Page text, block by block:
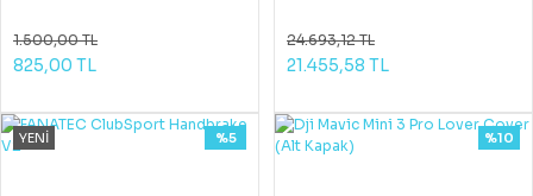
1.500,00 TL
825,00 TL
24.693,12 TL
21.455,58 TL
YENİ %5 %10